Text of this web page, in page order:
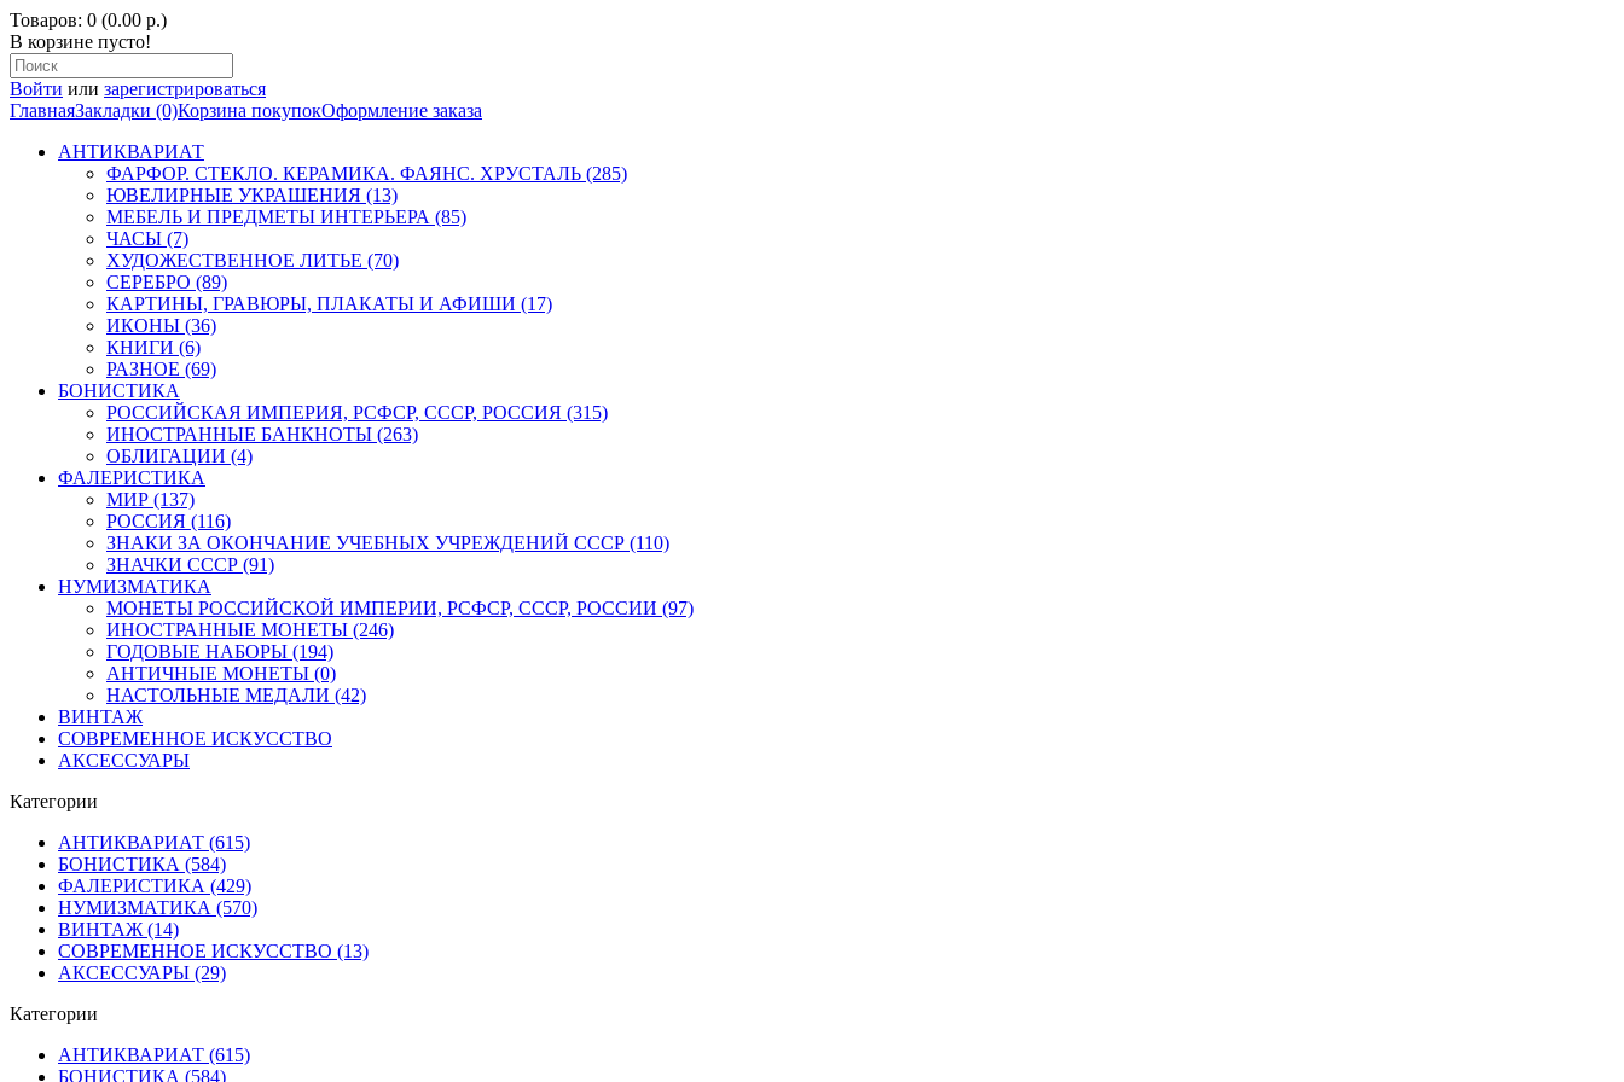
Товаров: 0 (0.00 р.)
В корзине пусто!
Войти или зарегистрироваться
ГлавнаяЗакладки (0)Корзина покупокОформление заказа
АНТИКВАРИАТ
ФАРФОР. СТЕКЛО. КЕРАМИКА. ФАЯНС. ХРУСТАЛЬ (285)
ЮВЕЛИРНЫЕ УКРАШЕНИЯ (13)
МЕБЕЛЬ И ПРЕДМЕТЫ ИНТЕРЬЕРА (85)
ЧАСЫ (7)
ХУДОЖЕСТВЕННОЕ ЛИТЬЕ (70)
СЕРЕБРО (89)
КАРТИНЫ, ГРАВЮРЫ, ПЛАКАТЫ И АФИШИ (17)
ИКОНЫ (36)
КНИГИ (6)
РАЗНОЕ (69)
БОНИСТИКА
РОССИЙСКАЯ ИМПЕРИЯ, РСФСР, СССР, РОССИЯ (315)
ИНОСТРАННЫЕ БАНКНОТЫ (263)
ОБЛИГАЦИИ (4)
ФАЛЕРИСТИКА
МИР (137)
РОССИЯ (116)
ЗНАКИ ЗА ОКОНЧАНИЕ УЧЕБНЫХ УЧРЕЖДЕНИЙ СССР (110)
ЗНАЧКИ СССР (91)
НУМИЗМАТИКА
МОНЕТЫ РОССИЙСКОЙ ИМПЕРИИ, РСФСР, СССР, РОССИИ (97)
ИНОСТРАННЫЕ МОНЕТЫ (246)
ГОДОВЫЕ НАБОРЫ (194)
АНТИЧНЫЕ МОНЕТЫ (0)
НАСТОЛЬНЫЕ МЕДАЛИ (42)
ВИНТАЖ
СОВРЕМЕННОЕ ИСКУССТВО
АКСЕССУАРЫ
Категории
АНТИКВАРИАТ (615)
БОНИСТИКА (584)
ФАЛЕРИСТИКА (429)
НУМИЗМАТИКА (570)
ВИНТАЖ (14)
СОВРЕМЕННОЕ ИСКУССТВО (13)
АКСЕССУАРЫ (29)
Категории
АНТИКВАРИАТ (615)
БОНИСТИКА (584)